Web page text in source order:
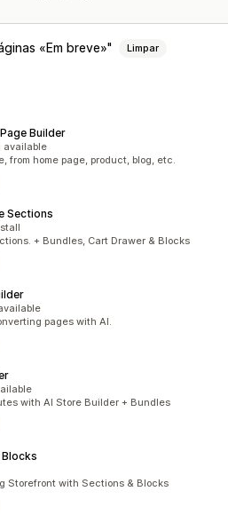
«Em breve» Limpar
Builder
available
from home page, product, blog, etc.
Sections
+ Bundles, Cart Drawer & Blocks
pages with AI.
with AI Store Builder + Bundles
Blocks
Storefront with Sections & Blocks